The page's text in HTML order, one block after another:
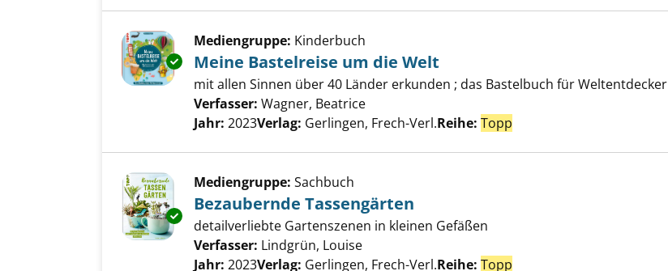
Exemplar-Details von Meine Bastelreise um die Welt anzeigen
Mediengruppe: Kinderbuch
Meine Bastelreise um die Welt
mit allen Sinnen über 40 Länder erkunden ; das Bastelbuch für Weltentdecker
Verfasser: Wagner, Beatrice
Jahr: 2023Verlag: Gerlingen, Frech-Verl.Reihe: Topp
Exemplar-Details von Bezaubernde Tassengärten anzeigen
Mediengruppe: Sachbuch
Bezaubernde Tassengärten
detailverliebte Gartenszenen in kleinen Gefäßen
Verfasser: Lindgrün, Louise
Jahr: 2023Verlag: Gerlingen, Frech-Verl.Reihe: Topp